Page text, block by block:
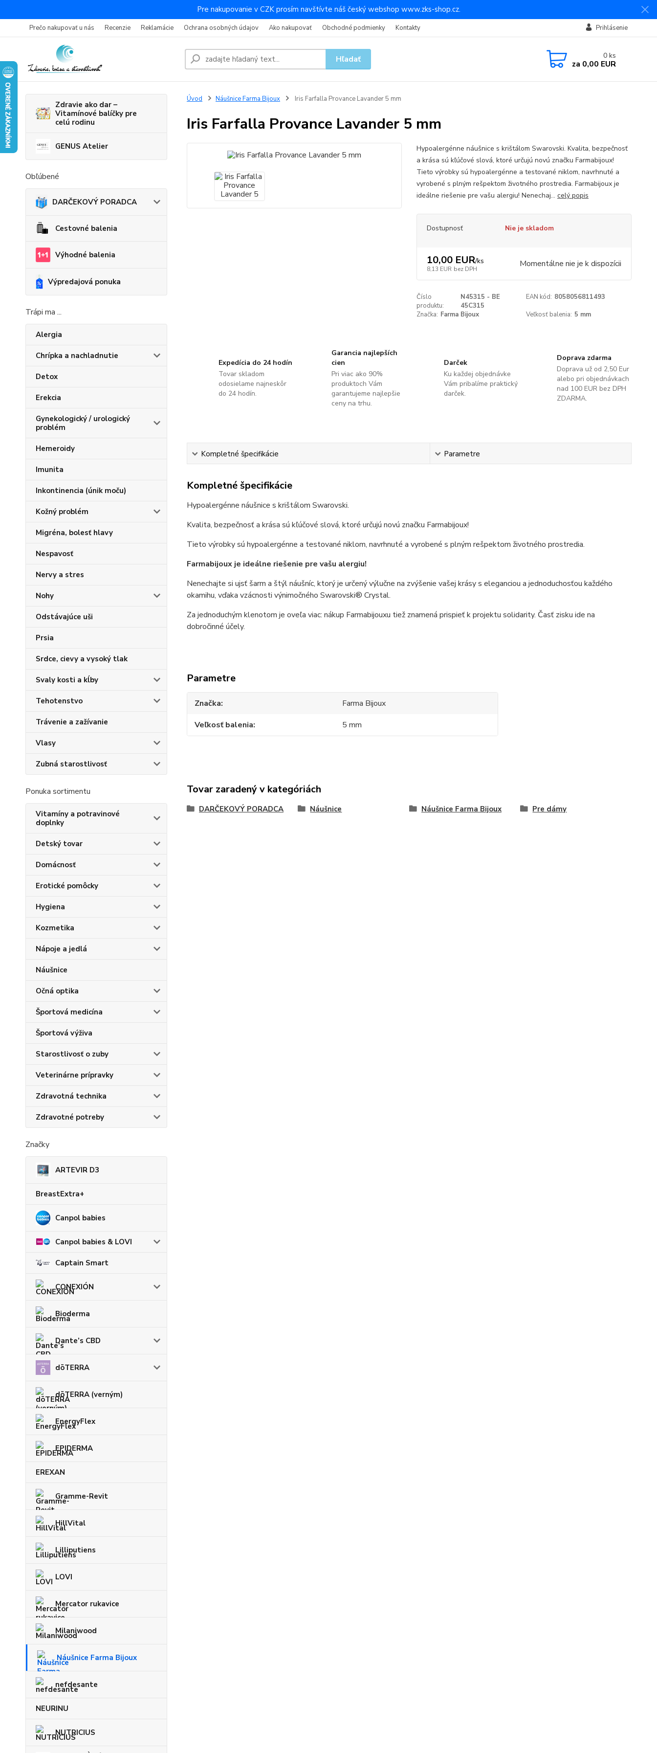
Pre nakupovanie v CZK prosím navštívte náš český webshop www.zks-shop.cz.
Prečo nakupovať u nás Recenzie Reklamácie Ochrana osobných údajov Ako nakupovať Obchodné podmienky Kontakty Prihlásenie
Hľadať 0 ks
za 0,00 EUR
Zdravie ako dar –
Vitamínové balíčky pre
celú rodinu
GENUS Atelier
Obľúbené
DARČEKOVÝ PORADCA
Cestovné balenia
Výhodné balenia
Výpredajová ponuka
Trápi ma ...
Alergia
Chrípka a nachladnutie
Detox
Erekcia
Gynekologický / urologický
problém
Hemeroidy
Imunita
Inkontinencia (únik moču)
Kožný problém
Migréna, bolesť hlavy
Nespavosť
Nervy a stres
Nohy
Odstávajúce uši
Prsia
Srdce, cievy a vysoký tlak
Svaly kosti a kĺby
Tehotenstvo
Trávenie a zažívanie
Vlasy
Zubná starostlivosť
Ponuka sortimentu
Vitamíny a potravinové
doplnky
Detský tovar
Domácnosť
Erotické pomôcky
Hygiena
Kozmetika
Nápoje a jedlá
Náušnice
Očná optika
Športová medicína
Športová výživa
Starostlivosť o zuby
Veterinárne prípravky
Zdravotná technika
Zdravotné potreby
Značky
ARTEVIR D3
BreastExtra+
Canpol babies
Canpol babies & LOVI
Captain Smart
CONEXIÓN
Bioderma
Dante’s CBD
dōTERRA
dōTERRA (verným)
EnergyFlex
EPIDERMA
EREXAN
Gramme-Revit
HillVital
Lilliputiens
LOVI
Mercator rukavice
Milaniwood
Náušnice Farma Bijoux
nefdesante
NEURINU
NUTRICIUS
Úvod Náušnice Farma Bijoux Iris Farfalla Provance Lavander 5 mm
Iris Farfalla Provance Lavander 5 mm
Hypoalergénne náušnice s krištálom Swarovski. Kvalita, bezpečnosť
a krása sú kľúčové slová, ktoré určujú novú značku Farmabijoux!
Tieto výrobky sú hypoalergénne a testované niklom, navrhnuté a
vyrobené s plným rešpektom životného prostredia. Farmabijoux je
ideálne riešenie pre vašu alergiu! Nenechaj... celý popis
Dostupnosť Nie je skladom
10,00 EUR/ks
8,13 EUR bez DPH Momentálne nie je k dispozícii
Číslo
produktu:
N45315 - BE
45C315
EAN kód: 8058056811493
Značka: Farma Bijoux Veľkosť balenia: 5 mm
Expedícia do 24 hodín
Tovar skladom
odosielame najneskôr
do 24 hodín.
Garancia najlepších
cien
Pri viac ako 90%
produktoch Vám
garantujeme najlepšie
ceny na trhu.
Darček
Ku každej objednávke
Vám pribalíme praktický
darček.
Doprava zdarma
Doprava už od 2,50 Eur
alebo pri objednávkach
nad 100 EUR bez DPH
ZDARMA.
Kompletné špecifikácie Parametre
Kompletné špecifikácie
Hypoalergénne náušnice s krištálom Swarovski.
Kvalita, bezpečnosť a krása sú kľúčové slová, ktoré určujú novú značku Farmabijoux!
Tieto výrobky sú hypoalergénne a testované niklom, navrhnuté a vyrobené s plným rešpektom životného prostredia.
Farmabijoux je ideálne riešenie pre vašu alergiu!
Nenechajte si ujsť šarm a štýl náušníc, ktorý je určený výlučne na zvýšenie vašej krásy s eleganciou a jednoduchosťou každého
okamihu, vďaka vzácnosti výnimočného Swarovski® Crystal.
Za jednoduchým klenotom je oveľa viac: nákup Farmabijouxu tiež znamená prispieť k projektu solidarity. Časť zisku ide na
dobročinné účely.
Parametre
Značka
Farma Bijoux
Veľkosť balenia
5 mm
Tovar zaradený v kategóriách
DARČEKOVÝ PORADCA Náušnice Náušnice Farma Bijoux Pre dámy